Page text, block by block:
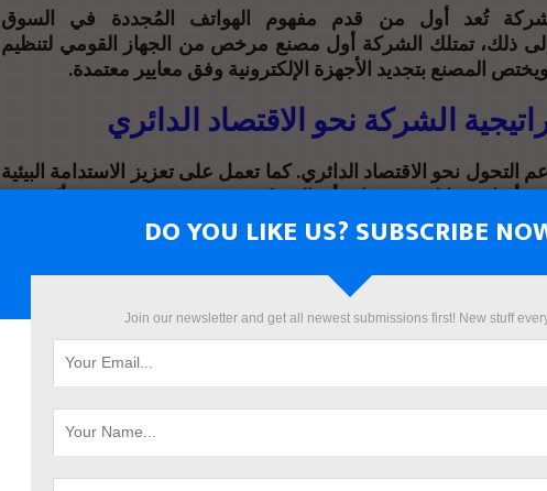
تُعد أول من قدم مفهوم الهواتف المُجددة في السوق
ذلك، تمتلك الشركة أول مصنع مرخص من الجهاز القومي لتنظيم
الشركة نحو الاقتصاد الدائري
التحول نحو الاقتصاد الدائري. كما تعمل على تعزيز الاستدامة البيئية
خلال تصريحاته أن الشركة نجحت في بيع وتجديد أكثر من
كما تستهدف الشركة الوصول بنسبة الأجهزة المُجددة إلى 25%. وذلك بما يتناسب مع حجم
كما ركزت على الهواتف الذكية المُجددة من Samsung وApple. وتخضع جميع الأجهزة
خدمات التجديد وإدارة البيانات
DO YOU LIKE US? SUBSCRIBE
Join our newsletter and get all newest submissions first! New stuff